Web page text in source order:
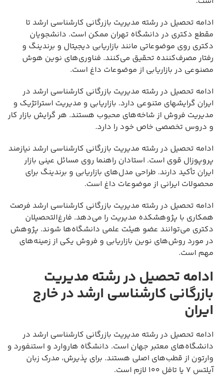
ادامه تحصیل در رشته مدیریت بازرگانی کارشناسی ارشد تا
مقطع دکتری در دانشگاه تهران ممکن است. دانشجویان
دکتری روی موضوعاتی مانند بازاریابی دیجیتال و برندینگ و
رفتار مصرف‌کننده تحقیق می‌کنند. فناوری‌های نوین هوش
مصنوعی در بازاریابی از موضوعات داغ است.
ادامه تحصیل در رشته مدیریت بازرگانی کارشناسی ارشد در
ایران گرایشهای متنوعی دارد. بازاریابی و مدیریت استراتژیک و
مدیریت فروش از شاخه‌های محبوب هستند. هر گرایش بازار کار
و دروس تخصصی خاص خود را دارد.
ادامه تحصیل در رشته مدیریت بازرگانی کارشناسی ارشد نیازمند
پروپوزال قوی است. استادان راهنما روی مسائل عینی بازار
ایران تأکید دارند. طراحی مدل‌های بازاریابی و برندینگ برای
محصولات ایرانی از موضوعات داغ است.
ادامه تحصیل در رشته مدیریت بازرگانی کارشناسی ارشد فرصت
همکاری با پژوهشکده مدیریت را می‌دهد. فارغ‌التحصیلان
دکتری می‌توانند عضو هیئت علمی دانشگاه‌ها شوند. پژوهش
در مورد روش‌های نوین بازاریابی و فروش یکی از زمینه‌های
مهم است.
ادامه تحصیل در رشته مدیریت
بازرگانی کارشناسی ارشد در خارج
ایران
ادامه تحصیل در رشته مدیریت بازرگانی کارشناسی ارشد در
دانشگاه‌های معتبر جهان است. دانشگاه هاروارد و استنفورد و
وارتون از قطب‌های اصلی هستند. برای پذیرش، مدرک زبان
آیلتس ۷ یا تافل ۱۰۰ لازم است.